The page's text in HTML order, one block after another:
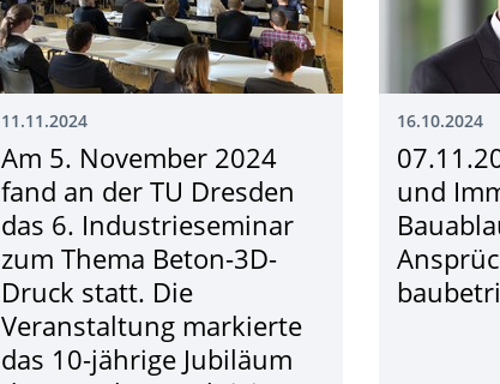
11.11.2024
Am 5. November 2024
fand an der TU Dresden
das 6. Industrieseminar
zum Thema Beton-3D-
Druck statt. Die
Veranstaltung markierte
das 10-jährige Jubiläum
16.10.2024
und